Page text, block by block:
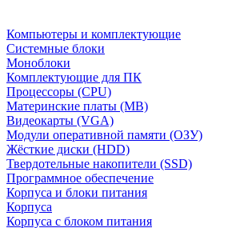
Компьютеры и комплектующие
Системные блоки
Моноблоки
Комплектующие для ПК
Процессоры (CPU)
Материнские платы (MB)
Видеокарты (VGA)
Модули оперативной памяти (ОЗУ)
Жёсткие диски (HDD)
Твердотельные накопители (SSD)
Программное обеспечение
Корпуса и блоки питания
Корпуса
Корпуса с блоком питания